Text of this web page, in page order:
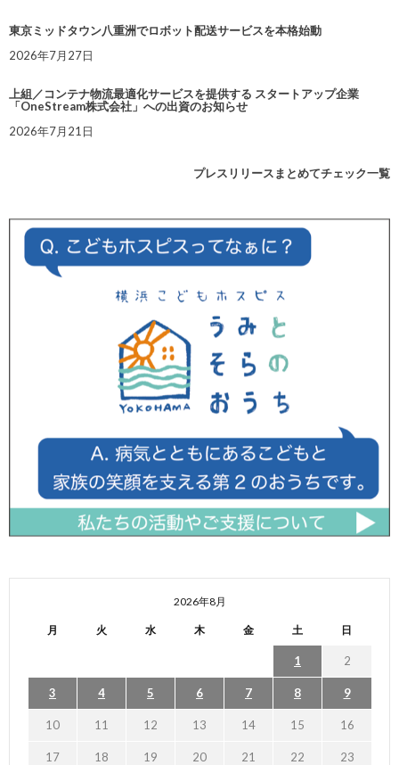
東京ミッドタウン八重洲でロボット配送サービスを本格始動
2026年7月27日
上組／コンテナ物流最適化サービスを提供する スタートアップ企業
「OneStream株式会社」への出資のお知らせ
2026年7月21日
プレスリリースまとめてチェック一覧
2026年8月
月 火 水 木 金 土 日
1 2
3 4 5 6 7 8 9
10 11 12 13 14 15 16
17 18 19 20 21 22 23